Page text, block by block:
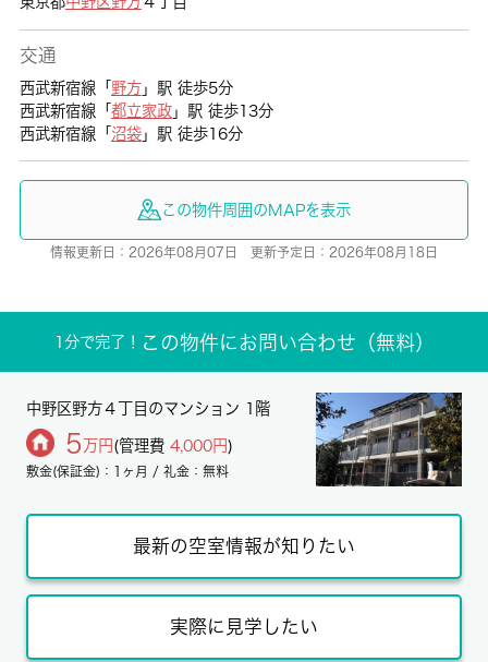
交通
西武新宿線「 野方」駅 徒歩5分
西武新宿線「 都立家政」駅 徒歩13分
西武新宿線「 沼袋」駅 徒歩16分
この物件周囲のMAPを表示
情報更新日：2026年08月07日 更新予定日：2026年08月18日
1分で完了！ この物件にお問い合わせ（無料）
中野区野方４丁目のマンション 1階
5 万円 (管理費 4,000円)
敷金(保証金)：1ヶ月 / 礼金：無料
最新の空室情報が知りたい
実際に見学したい